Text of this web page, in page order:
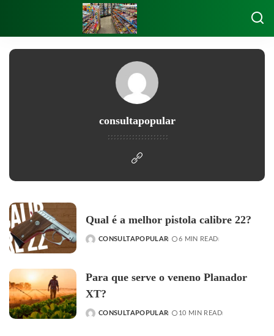
consultapopular
Qual é a melhor pistola calibre 22?
POSTED
CONSULTAPOPULAR 6 MIN READ
Para que serve o veneno Planador
XT?
POSTED
CONSULTAPOPULAR 10 MIN READ